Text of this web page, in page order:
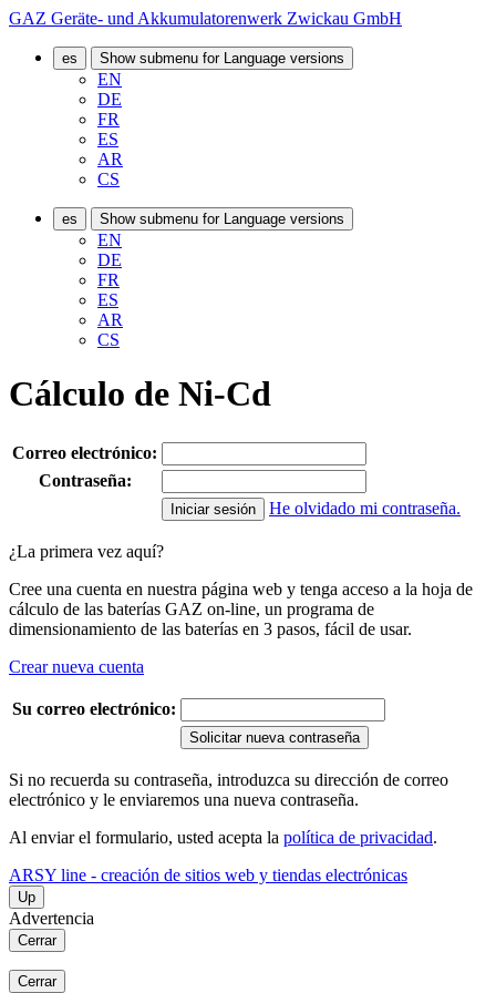
GAZ Geräte- und Akkumulatorenwerk Zwickau GmbH
es Show submenu for Language versions
EN
DE
FR
ES
AR
CS
es Show submenu for Language versions
EN
DE
FR
ES
AR
CS
Cálculo de Ni-Cd
Correo electrónico:
Contraseña:
He olvidado mi contraseña.
¿La primera vez aquí?
Cree una cuenta en nuestra página web y tenga acceso a la hoja de
cálculo de las baterías GAZ on-line, un programa de
dimensionamiento de las baterías en 3 pasos, fácil de usar.
Crear nueva cuenta
Su correo electrónico:
Solicitar nueva contraseña
Si no recuerda su contraseña, introduzca su dirección de correo
electrónico y le enviaremos una nueva contraseña.
Al enviar el formulario, usted acepta la política de privacidad.
ARSY line - creación de sitios web y tiendas electrónicas
Up
Advertencia
Cerrar
Cerrar